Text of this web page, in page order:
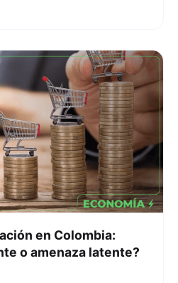
en Colombia:
o amenaza latente?